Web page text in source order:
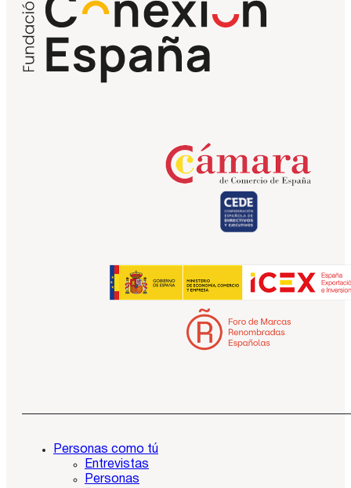
Personas como tú
Entrevistas
Personas